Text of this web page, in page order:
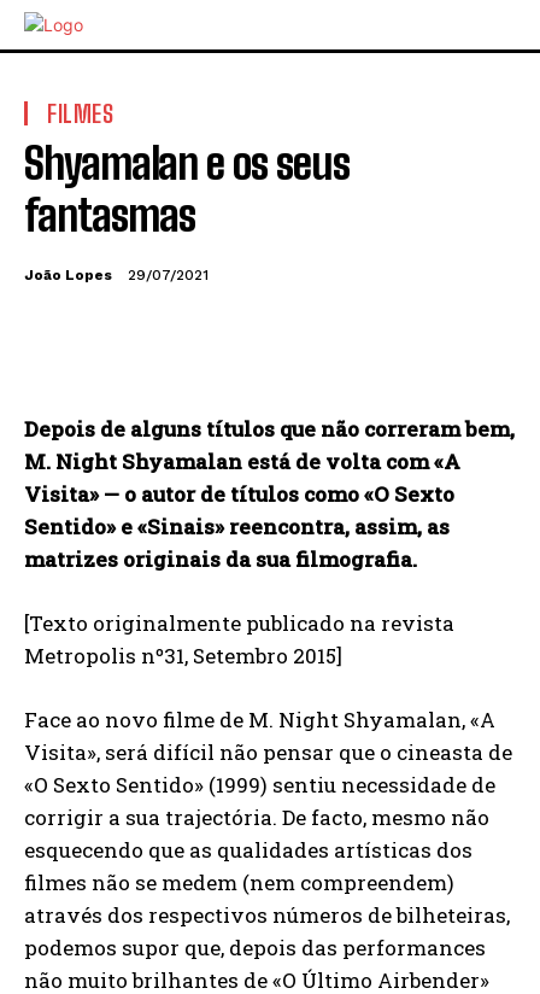
FILMES
Shyamalan e os seus
fantasmas
João Lopes 29/07/2021
Depois de alguns títulos que não correram bem,
M. Night Shyamalan está de volta com «A
Visita» — o autor de títulos como «O Sexto
Sentido» e «Sinais» reencontra, assim, as
matrizes originais da sua filmografia.
[Texto originalmente publicado na revista
Metropolis nº31, Setembro 2015]
Face ao novo filme de M. Night Shyamalan, «A
Visita», será difícil não pensar que o cineasta de
«O Sexto Sentido» (1999) sentiu necessidade de
corrigir a sua trajectória. De facto, mesmo não
esquecendo que as qualidades artísticas dos
filmes não se medem (nem compreendem)
através dos respectivos números de bilheteiras,
podemos supor que, depois das performances
não muito brilhantes de «O Último Airbender»